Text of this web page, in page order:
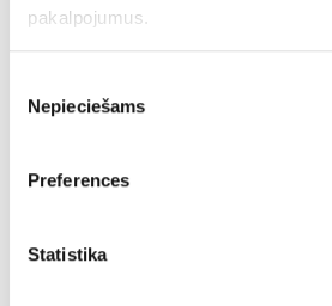
pakalpojumus.
izvēle
Nepieciešams
Preferences
Statistika
Olbaltumvielas
3.5g
*Sāls daudzums 100g produkta
≤ 0.1g